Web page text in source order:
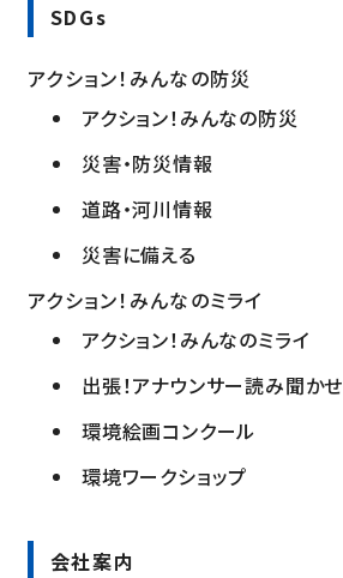
SDGs
アクション！みんなの防災
アクション！みんなの防災
災害・防災情報
道路・河川情報
災害に備える
アクション！みんなのミライ
アクション！みんなのミライ
出張！アナウンサー読み聞かせ
環境絵画コンクール
環境ワークショップ
会社案内